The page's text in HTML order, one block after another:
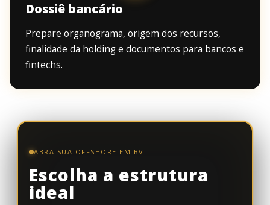
Dossiê bancário
Prepare organograma, origem dos recursos,
finalidade da holding e documentos para bancos e
fintechs.
ABRA SUA OFFSHORE EM BVI
Escolha a estrutura
ideal